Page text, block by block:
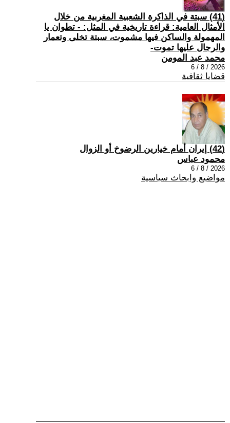
(41) سبتة في الذاكرة الشعبية المغربية من خلال
الأمثال العامية: قراءة تاريخية في المثل: - تطوان يا
المهمولة والساكن فيها مشموت، سبتة تخلى وتعمار
والرجال عليها تموت-
محمد عبد المومن
2026 / 8 / 6
قضايا ثقافية
(42) إيران أمام خيارين الرضوخ أو الزوال
محمود عباس
2026 / 8 / 6
مواضيع وابحاث سياسية